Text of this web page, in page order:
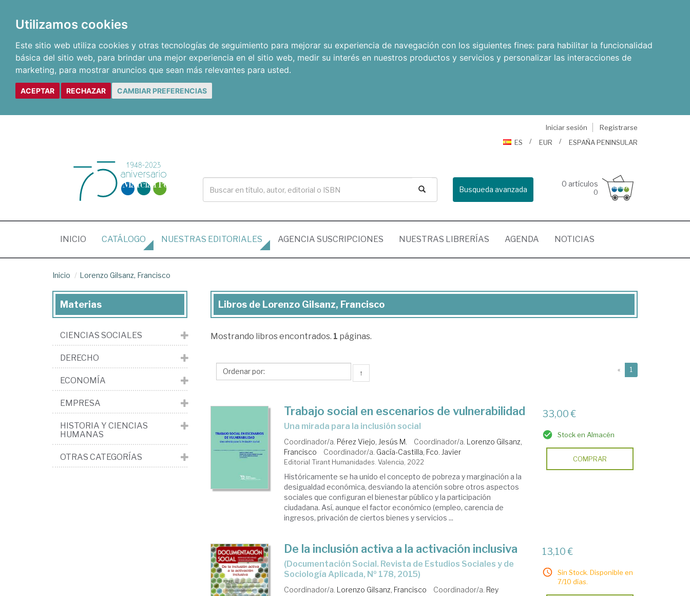
Utilizamos cookies
Este sitio web utiliza cookies y otras tecnologías de seguimiento para mejorar su experiencia de navegación con los siguientes fines: para habilitar la funcionalidad
básica del sitio web, para brindar una mejor experiencia en el sitio web, medir su interés en nuestros productos y servicios y personalizar las interacciones de
marketing, para mostrar anuncios que sean más relevantes para usted.
ACEPTAR RECHAZAR CAMBIAR PREFERENCIAS
Iniciar sesión
Registrarse
ES
EUR ESPAÑA PENINSULAR
Busqueda avanzada
0 artículos
0
INICIO (CURRENT)
CATÁLOGO NUESTRAS EDITORIALES AGENCIA SUSCRIPCIONES NUESTRAS LIBRERÍAS AGENDA NOTICIAS
Inicio Lorenzo Gilsanz, Francisco
Libros
Lorenzo
Francisco
Libros de Lorenzo Gilsanz, Francisco
Mostrando libros encontrados. 1 páginas.
↑ « 1
Trabajo social en escenarios de vulnerabilidad
una mirada para la inclusión social
Coordinador/a. Pérez Viejo, Jesús M. Coordinador/a. Lorenzo Gilsanz,
Francisco
Coordinador/a. Gacía-Castilla, Fco. Javier
Editorial Tirant Humanidades. Valencia, 2022
Históricamente se ha unido el concepto de pobreza y marginación a la
desigualdad económica, desviando la atención sobre otros aspectos
sociales que configuran el bienestar público y la participación
ciudadana. Así, aunque el factor económico (empleo, carencia de
ingresos, privación de ciertos bienes y servicios ...
33,00 €
Stock en Almacén
COMPRAR
De la inclusión activa a la activación inclusiva
(Documentación Social. Revista de Estudios Sociales y de
Sociología Aplicada, Nº 178, 2015)
Coordinador/a. Lorenzo Gilsanz, Francisco Coordinador/a. Rey
13,10 €
Sin Stock. Disponible en
7/10 días.
Materias
CIENCIAS SOCIALES
DERECHO
ECONOMÍA
EMPRESA
HISTORIA Y CIENCIAS
HUMANAS
OTRAS CATEGORÍAS